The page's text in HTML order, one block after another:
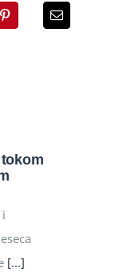
i
[...]